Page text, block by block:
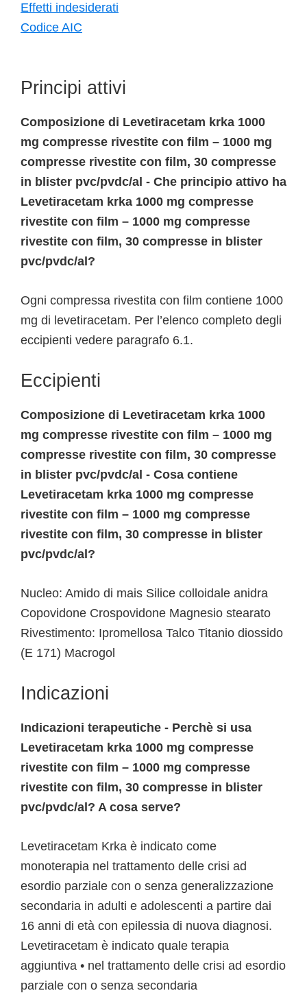
Effetti indesiderati
Codice AIC
Principi attivi
Composizione di Levetiracetam krka 1000
mg compresse rivestite con film – 1000 mg
compresse rivestite con film, 30 compresse
in blister pvc/pvdc/al - Che principio attivo ha
Levetiracetam krka 1000 mg compresse
rivestite con film – 1000 mg compresse
rivestite con film, 30 compresse in blister
pvc/pvdc/al?
Ogni compressa rivestita con film contiene 1000
mg di levetiracetam. Per l’elenco completo degli
eccipienti vedere paragrafo 6.1.
Eccipienti
Composizione di Levetiracetam krka 1000
mg compresse rivestite con film – 1000 mg
compresse rivestite con film, 30 compresse
in blister pvc/pvdc/al - Cosa contiene
Levetiracetam krka 1000 mg compresse
rivestite con film – 1000 mg compresse
rivestite con film, 30 compresse in blister
pvc/pvdc/al?
Nucleo: Amido di mais Silice colloidale anidra
Copovidone Crospovidone Magnesio stearato
Rivestimento: Ipromellosa Talco Titanio diossido
(E 171) Macrogol
Indicazioni
Indicazioni terapeutiche - Perchè si usa
Levetiracetam krka 1000 mg compresse
rivestite con film – 1000 mg compresse
rivestite con film, 30 compresse in blister
pvc/pvdc/al? A cosa serve?
Levetiracetam Krka è indicato come
monoterapia nel trattamento delle crisi ad
esordio parziale con o senza generalizzazione
secondaria in adulti e adolescenti a partire dai
16 anni di età con epilessia di nuova diagnosi.
Levetiracetam è indicato quale terapia
aggiuntiva • nel trattamento delle crisi ad esordio
parziale con o senza secondaria